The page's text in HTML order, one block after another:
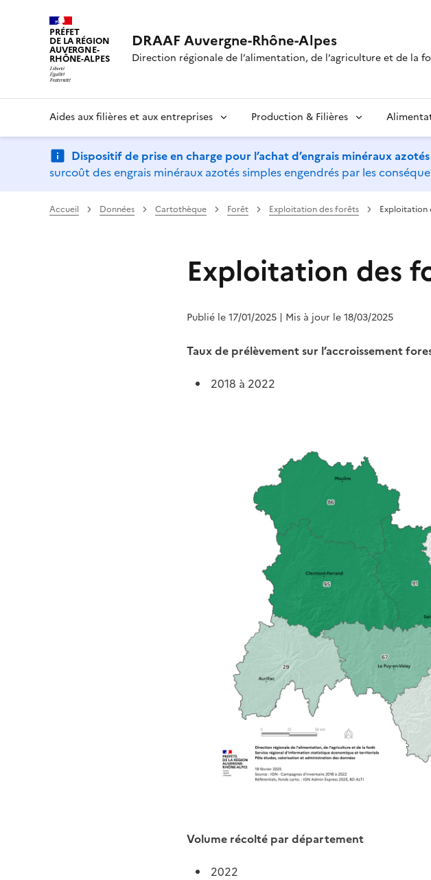
PRÉFET
DE LA RÉGION
AUVERGNE-
RHÔNE-ALPES
DRAAF Auvergne-Rhône-Alpes
Direction régionale de l’alimentation, de l’agriculture et de la
Aides aux filières et aux entreprises Production & Filières
Dispositif de prise en charge pour l’achat d’engrais minéraux azotés
surcoût des engrais minéraux azotés simples engendrés par les
Accueil Données Cartothèque Forêt Exploitation des forêts Exploitation
Exploitation des
Publié le 17/01/2025 | Mis à jour le 18/03/2025
Taux de prélèvement sur l’accroissement
2018 à 2022
Volume récolté par département
2022